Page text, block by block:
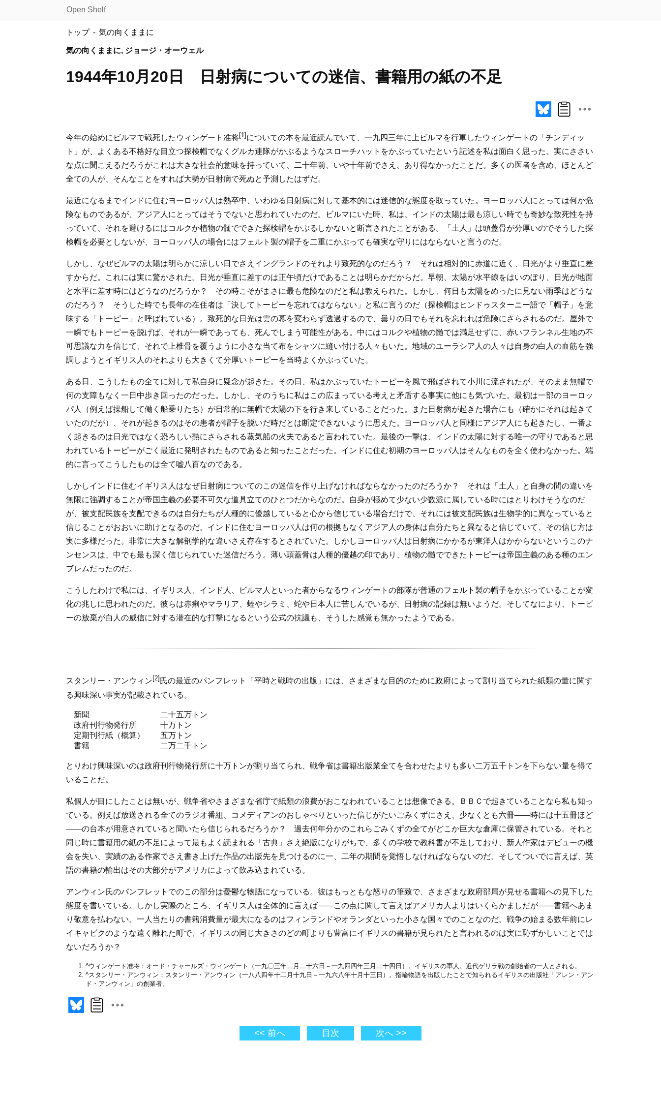
Open Shelf
トップ 気の向くままに
気の向くままに, ジョージ・オーウェル
1944年10月20日 日射病についての迷信、書籍用の紙の不足
今年の始めにビルマで戦死した ウィンゲート准将[1] についての本を最近読んでいて、一九四三年に上ビルマを行軍したウィンゲートの「チンディッ
ト」が、よくある不格好な目立つ探検帽でなくグルカ連隊がかぶるようなスローチハットをかぶっていたという記述を私は面白く思った。実にささい
な点に聞こえるだろうがこれは大きな社会的意味を持っていて、二十年前、いや十年前でさえ、あり得なかったことだ。多くの医者を含め、ほとんど
全ての人が、そんなことをすれば大勢が日射病で死ぬと予測したはずだ。
最近になるまでインドに住むヨーロッパ人は熱卒中、いわゆる日射病に対して基本的には迷信的な態度を取っていた。ヨーロッパ人にとっては何か危
険なものであるが、アジア人にとってはそうでないと思われていたのだ。ビルマにいた時、私は、インドの太陽は最も涼しい時でも奇妙な致死性を持
っていて、それを避けるにはコルクか植物の髄でできた探検帽をかぶるしかないと断言されたことがある。「土人」は頭蓋骨が分厚いのでそうした探
検帽を必要としないが、ヨーロッパ人の場合にはフェルト製の帽子を二重にかぶっても確実な守りにはならないと言うのだ。
しかし、なぜビルマの太陽は明らかに涼しい日でさえイングランドのそれより致死的なのだろう？ それは相対的に赤道に近く、日光がより垂直に差
すからだ。これには実に驚かされた。日光が垂直に差すのは正午頃だけであることは明らかだからだ。早朝、太陽が水平線をはいのぼり、日光が地面
と水平に差す時にはどうなのだろうか？ その時こそがまさに最も危険なのだと私は教えられた。しかし、何日も太陽をめったに見ない雨季はどうな
のだろう？ そうした時でも長年の在住者は「決してトーピーを忘れてはならない」と私に言うのだ（探検帽はヒンドゥスターニー語で「帽子」を意
味する「トーピー」と呼ばれている）。致死的な日光は雲の幕を変わらず透過するので、曇りの日でもそれを忘れれば危険にさらされるのだ。屋外で
一瞬でもトーピーを脱げば、それが一瞬であっても、死んでしまう可能性がある。中にはコルクや植物の髄では満足せずに、赤いフランネル生地の不
可思議な力を信じて、それで上椎骨を覆うように小さな当て布をシャツに縫い付ける人々もいた。地域のユーラシア人の人々は自身の白人の血筋を強
調しようとイギリス人のそれよりも大きくて分厚いトーピーを当時よくかぶっていた。
ある日、こうしたもの全てに対して私自身に疑念が起きた。その日、私はかぶっていたトーピーを風で飛ばされて小川に流されたが、そのまま無帽で
何の支障もなく一日中歩き回ったのだった。しかし、そのうちに私はこの広まっている考えと矛盾する事実に他にも気づいた。最初は一部のヨーロッ
パ人（例えば操船して働く船乗りたち）が日常的に無帽で太陽の下を行き来していることだった。また日射病が起きた場合にも（確かにそれは起きて
いたのだが）、それが起きるのはその患者が帽子を脱いだ時だとは断定できないように思えた。ヨーロッパ人と同様にアジア人にも起きたし、一番よ
く起きるのは日光ではなく恐ろしい熱にさらされる蒸気船の火夫であると言われていた。最後の一撃は、インドの太陽に対する唯一の守りであると思
われているトーピーがごく最近に発明されたものであると知ったことだった。インドに住む初期のヨーロッパ人はそんなものを全く使わなかった。端
的に言ってこうしたものは全て嘘八百なのである。
しかしインドに住むイギリス人はなぜ日射病についてのこの迷信を作り上げなければならなかったのだろうか？ それは「土人」と自身の間の違いを
無限に強調することが帝国主義の必要不可欠な道具立てのひとつだからなのだ。自身が極めて少ない少数派に属している時にはとりわけそうなのだ
が、被支配民族を支配できるのは自分たちが人種的に優越していると心から信じている場合だけで、それには被支配民族は生物学的に異なっていると
信じることがおおいに助けとなるのだ。インドに住むヨーロッパ人は何の根拠もなくアジア人の身体は自分たちと異なると信じていて、その信じ方は
実に多様だった。非常に大きな解剖学的な違いさえ存在するとされていた。しかしヨーロッパ人は日射病にかかるが東洋人はかからないというこのナ
ンセンスは、中でも最も深く信じられていた迷信だろう。薄い頭蓋骨は人種的優越の印であり、植物の髄でできたトーピーは帝国主義のある種のエン
ブレムだったのだ。
こうしたわけで私には、イギリス人、インド人、ビルマ人といった者からなるウィンゲートの部隊が普通のフェルト製の帽子をかぶっていることが変
化の兆しに思われたのだ。彼らは赤痢やマラリア、蛭やシラミ、蛇や日本人に苦しんでいるが、日射病の記録は無いようだ。そしてなにより、トーピ
ーの放棄が白人の威信に対する潜在的な打撃になるという公式の抗議も、そうした感覚も無かったようである。
スタンリー・アンウィン [2] 氏の最近のパンフレット「平時と戦時の出版」には、さまざまな目的のために政府によって割り当てられた紙類の量に関す
る興味深い事実が記載されている。
新聞
二十五万トン
政府刊行物発行所
十万トン
定期刊行紙（概算）
五万トン
書籍
二万二千トン
とりわけ興味深いのは政府刊行物発行所に十万トンが割り当てられ、戦争省は書籍出版業全てを合わせたよりも多い二万五千トンを下らない量を得て
いることだ。
私個人が目にしたことは無いが、戦争省やさまざまな省庁で紙類の浪費がおこなわれていることは想像できる。ＢＢＣで起きていることなら私も知っ
ている。例えば放送される全てのラジオ番組、コメディアンのおしゃべりといった信じがたいごみくずにさえ、少なくとも六冊――時には十五冊ほど
――の台本が用意されていると聞いたら信じられるだろうか？ 過去何年分かのこれらごみくずの全てがどこか巨大な倉庫に保管されている。それと
同じ時に書籍用の紙の不足によって最もよく読まれる「古典」さえ絶版になりがちで、多くの学校で教科書が不足しており、新人作家はデビューの機
会を失い、実績のある作家でさえ書き上げた作品の出版先を見つけるのに一、二年の期間を覚悟しなければならないのだ。そしてついでに言えば、英
語の書籍の輸出はその大部分がアメリカによって飲み込まれている。
アンウィン氏のパンフレットでのこの部分は憂鬱な物語になっている。彼はもっともな怒りの筆致で、さまざまな政府部局が見せる書籍への見下した
態度を書いている。しかし実際のところ、イギリス人は全体的に言えば――この点に関して言えばアメリカ人よりはいくらかましだが――書籍へあま
り敬意を払わない。一人当たりの書籍消費量が最大になるのはフィンランドやオランダといった小さな国々でのことなのだ。戦争の始まる数年前にレ
イキャビクのような遠く離れた町で、イギリスの同じ大きさのどの町よりも豊富にイギリスの書籍が見られたと言われるのは実に恥ずかしいことでは
ないだろうか？
^ウィンゲート准将：オード・チャールズ・ウィンゲート（一九〇三年二月二十六日－一九四四年三月二十四日）。イギリスの軍人。近代ゲリラ戦の創始者の一人とされる。
^スタンリー・アンウィン：スタンリー・アンウィン（一八八四年十二月十九日－一九六八年十月十三日）。指輪物語を出版したことで知られるイギリスの出版社「アレン・アン
ド・アンウィン」の創業者。
<< 前へ 目次 次へ >>